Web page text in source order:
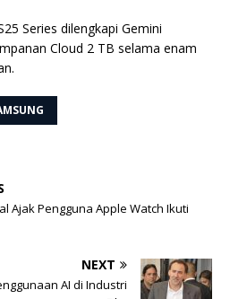
Series dilengkapi Gemini
Cloud 2 TB selama enam
Ajak Pengguna Apple Watch Ikuti
NEXT
AI di Industri